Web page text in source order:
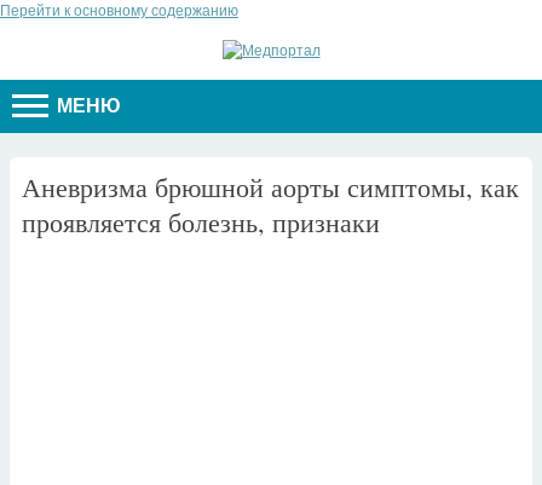
Перейти к основному содержанию
МЕНЮ
Аневризма брюшной аорты симптомы, как
проявляется болезнь, признаки